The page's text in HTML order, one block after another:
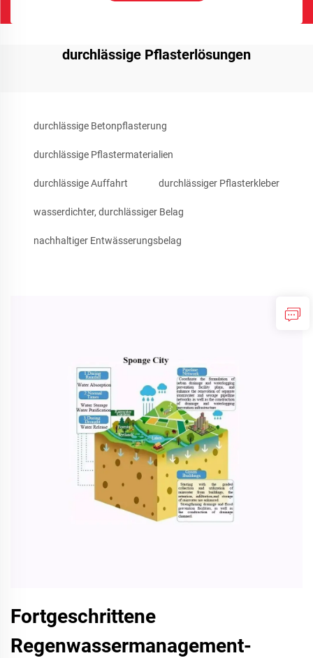
durchlässige Pflasterlösungen
durchlässige Betonpflasterung
durchlässige Pflastermaterialien
durchlässige Auffahrt durchlässiger Pflasterkleber
wasserdichter, durchlässiger Belag
nachhaltiger Entwässerungsbelag
Fortgeschrittene
Regenwassermanagement-